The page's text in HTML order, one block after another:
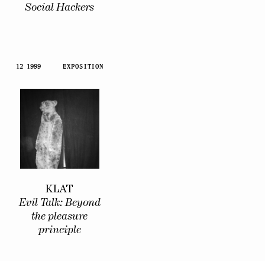
Social Hackers
12 1999 EXPOSITION
KLAT
Evil Talk: Beyond
the pleasure
principle